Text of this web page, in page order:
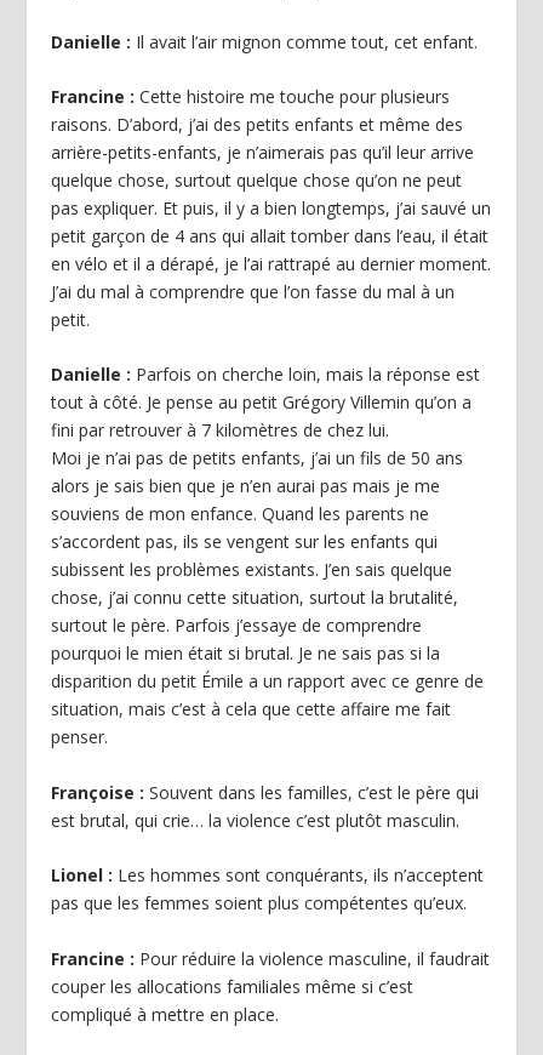
Danielle : Il avait l’air mignon comme tout, cet enfant.
Francine :Cette histoire me touche pour plusieurs
raisons. D’abord, j’ai des petits enfants et même des
arrière-petits-enfants, je n’aimerais pas qu’il leur arrive
quelque chose, surtout quelque chose qu’on ne peut
pas expliquer. Et puis, il y a bien longtemps, j’ai sauvé un
petit garçon de 4 ans qui allait tomber dans l’eau, il était
en vélo et il a dérapé, je l’ai rattrapé au dernier moment.
J’ai du mal à comprendre que l’on fasse du mal à un
petit.
Danielle : Parfois on cherche loin, mais la réponse est
tout à côté. Je pense au petit Grégory Villemin qu’on a
fini par retrouver à 7 kilomètres de chez lui.
Moi je n’ai pas de petits enfants, j’ai un fils de 50 ans
alors je sais bien que je n’en aurai pas mais je me
souviens de mon enfance. Quand les parents ne
s’accordent pas, ils se vengent sur les enfants qui
subissent les problèmes existants. J’en sais quelque
chose, j’ai connu cette situation, surtout la brutalité,
surtout le père. Parfois j’essaye de comprendre
pourquoi le mien était si brutal. Je ne sais pas si la
disparition du petit Émile a un rapport avec ce genre de
situation, mais c’est à cela que cette affaire me fait
penser.
Françoise : Souvent dans les familles, c’est le père qui
est brutal, qui crie… la violence c’est plutôt masculin.
Lionel : Les hommes sont conquérants, ils n’acceptent
pas que les femmes soient plus compétentes qu’eux.
Francine : Pour réduire la violence masculine, il faudrait
couper les allocations familiales même si c’est
compliqué à mettre en place.